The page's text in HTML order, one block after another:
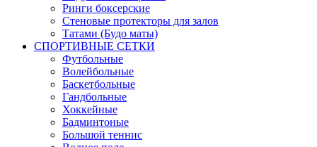
Ринги боксерские
Стеновые протекторы для залов
Татами (Будо маты)
СПОРТИВНЫЕ СЕТКИ
Футбольные
Волейбольные
Баскетбольные
Гандбольные
Хоккейные
Бадминтоные
Большой теннис